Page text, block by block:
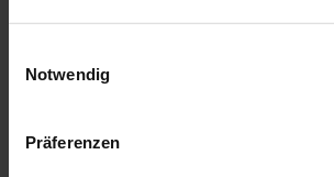
Notwendig
Präferenzen
Available